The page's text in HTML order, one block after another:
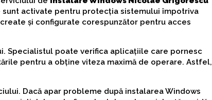
activate pentru protecția sistemului împotriva
și configurate corespunzător pentru acces
Specialistul poate verifica aplicațiile care pornesc
pentru a obține viteza maximă de operare. Astfel,
Dacă apar probleme după instalarea Windows